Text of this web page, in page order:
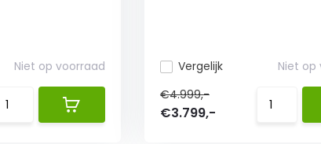
Niet op voorraad Vergelijk
Niet op
€4.999,-
€3.799,-